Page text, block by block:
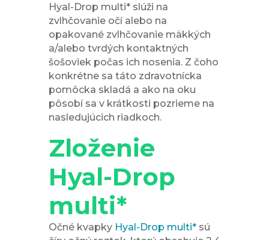
Hyal-Drop multi* slúži na
zvlhčovanie očí alebo na
opakované zvlhčovanie mäkkých
a/alebo tvrdých kontaktných
šošoviek počas ich nosenia. Z čoho
konkrétne sa táto zdravotnícka
pomôcka skladá a ako na oku
pôsobí sa v krátkosti pozrieme na
nasledujúcich riadkoch.
Zloženie
Hyal-Drop
multi*
Očné kvapky Hyal-Drop multi*sú